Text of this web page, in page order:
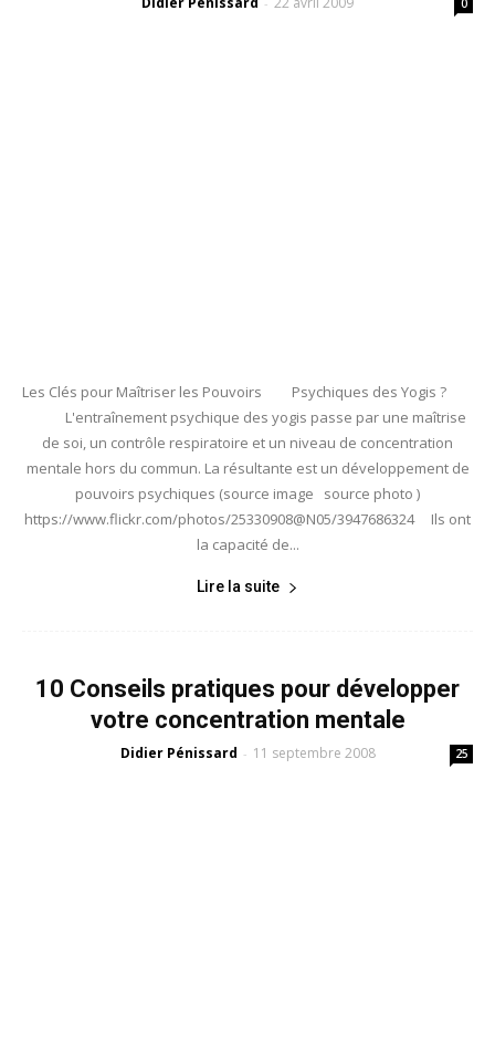
0
Les Clés pour Maîtriser les Pouvoirs Psychiques des Yogis ?
L'entraînement psychique des yogis passe par une maîtrise
de soi, un contrôle respiratoire et un niveau de concentration
mentale hors du commun. La résultante est un développement de
pouvoirs psychiques (source image source photo )
https://www.flickr.com/photos/25330908@N05/3947686324 Ils ont
la capacité de...
Lire la suite
10 Conseils pratiques pour développer
votre concentration mentale
Didier Pénissard - 11 septembre 2008 25